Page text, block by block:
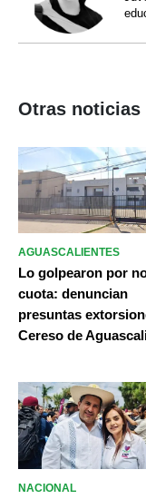
Otras noticias
AGUASCALIENTES
Lo golpearon por
cuota: denuncian
presuntas
Cereso de
NACIONAL